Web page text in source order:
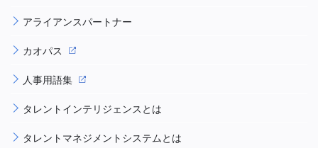
アライアンスパートナー
カオパス
人事用語集
タレントインテリジェンスとは
タレントマネジメントシステムとは